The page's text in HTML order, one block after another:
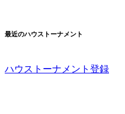
最近のハウストーナメント
ハウストーナメント登録